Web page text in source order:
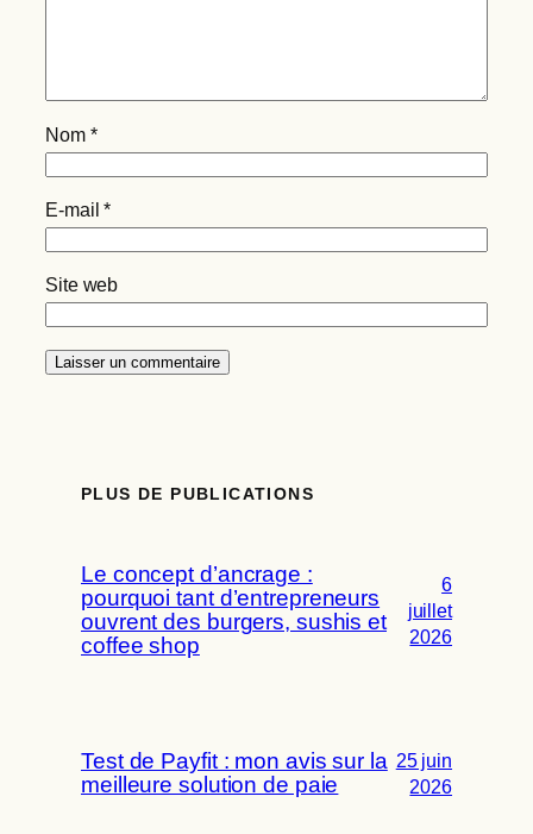
Nom *
E-mail*
Site web
PLUS DE PUBLICATIONS
Le concept d’ancrage :
pourquoi tant d’entrepreneurs
ouvrent des burgers, sushis et
coffee shop
6
juillet
2026
Test de Payfit : mon avis sur la
meilleure solution de paie
25 juin
2026